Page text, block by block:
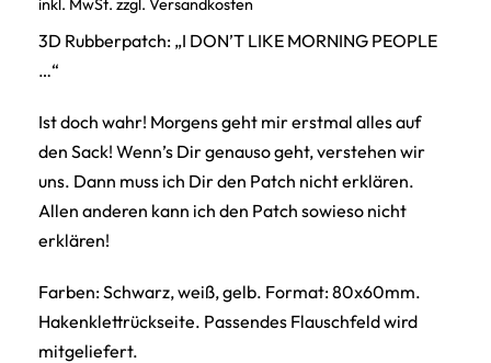
inkl. MwSt. zzgl. Versandkosten
3D Rubberpatch: „I DON’T LIKE MORNING PEOPLE
…“
Ist doch wahr! Morgens geht mir erstmal alles auf
den Sack! Wenn’s Dir genauso geht, verstehen wir
uns. Dann muss ich Dir den Patch nicht erklären.
Allen anderen kann ich den Patch sowieso nicht
erklären!
Farben: Schwarz, weiß, gelb. Format: 80x60mm.
Hakenklettrückseite. Passendes Flauschfeld wird
mitgeliefert.